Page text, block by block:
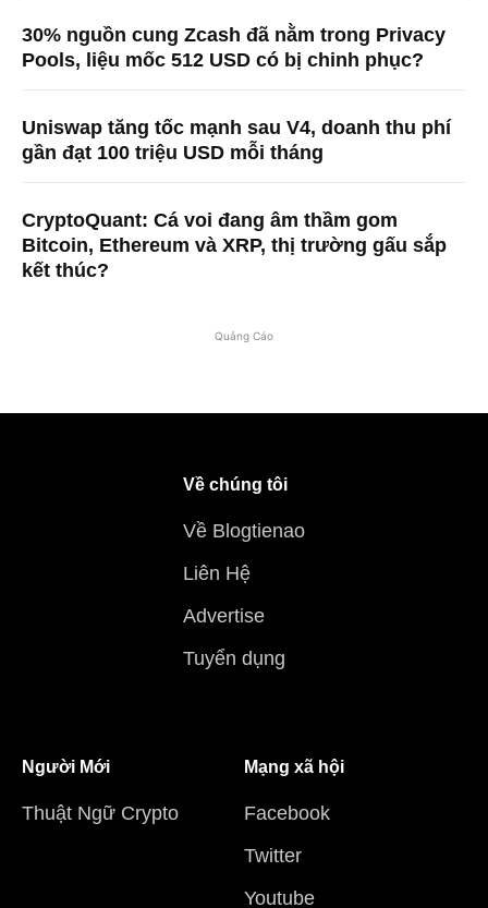
30% nguồn cung Zcash đã nằm trong Privacy
Pools, liệu mốc 512 USD có bị chinh phục?
Uniswap tăng tốc mạnh sau V4, doanh thu phí
gần đạt 100 triệu USD mỗi tháng
CryptoQuant: Cá voi đang âm thầm gom
Bitcoin, Ethereum và XRP, thị trường gấu sắp
kết thúc?
Quảng Cáo
Về chúng tôi
Về Blogtienao
Liên Hệ
Advertise
Tuyển dụng
Người Mới
Thuật Ngữ Crypto
Mạng xã hội
Facebook
Twitter
Youtube